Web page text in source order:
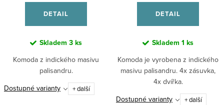
DETAIL
Skladem 3 ks
Komoda z indického masivu
palisandru.
Dostupné varianty
+ další
DETAIL
Skladem 1 ks
Komoda je vyrobena z indického
masivu palisandru. 4x zásuvka,
4x dvířka.
Dostupné varianty
+ další